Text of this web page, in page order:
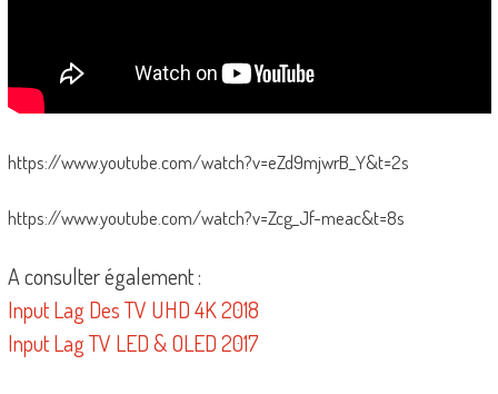
https://www.youtube.com/watch?v=eZd9mjwrB_Y&t=2s
https://www.youtube.com/watch?v=Zcg_Jf-meac&t=8s
A consulter également :
Input Lag Des TV UHD 4K 2018
Input Lag TV LED & OLED 2017